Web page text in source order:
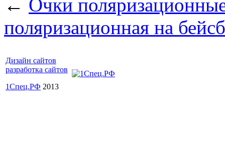
← Очки
поляризационная на
Дизайн сайтов
разработка сайтов
1Спец.РФ 2013